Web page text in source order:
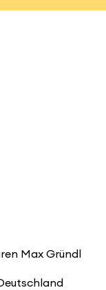
Max Gründl